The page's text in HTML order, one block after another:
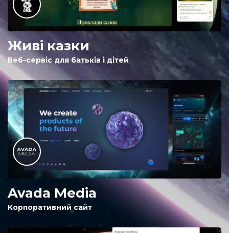
Живі казки
Веб-сервіс для батьків і дітей
Avada Media
Корпоративний сайт